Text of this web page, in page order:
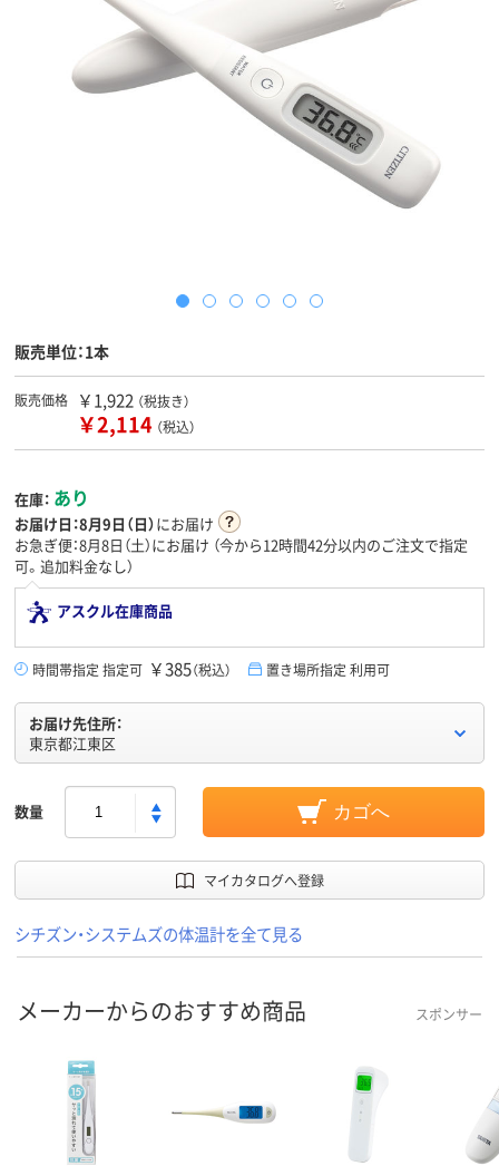
販売単位：1本
販売価格 ￥1,922 （税抜き）
￥2,114 （税込）
在庫： あり
お届け日：8月9日（日）にお届け
お急ぎ便：8月8日（土）にお届け （今から12時間42分以内のご注文で指定
可。追加料金なし）
アスクル在庫商品
時間帯指定 指定可 ￥385（税込） 置き場所指定 利用可
お届け先住所：
東京都江東区
数量 カゴへ
マイカタログへ登録
シチズン・システムズの体温計を全て見る
メーカーからのおすすめ商品 スポンサー